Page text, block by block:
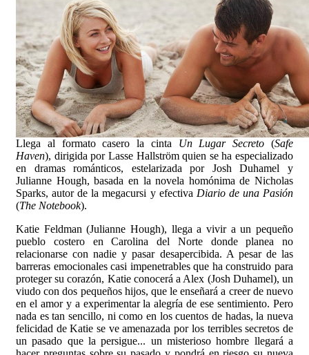
Llega al formato casero la cinta Un Lugar Secreto(Safe
Haven), dirigida por Lasse Hallström quien se ha especializado
en dramas románticos, estelarizada por Josh Duhamel y
Julianne Hough, basada en la novela homónima de Nicholas
Sparks, autor de la megacursi y efectiva Diario de una Pasión
(The Notebook).
Katie Feldman (Julianne Hough), llega a vivir a un pequeño
pueblo costero en Carolina del Norte donde planea no
relacionarse con nadie y pasar desapercibida. A pesar de las
barreras emocionales casi impenetrables que ha construido para
proteger su corazón, Katie conocerá a Alex (Josh Duhamel), un
viudo con dos pequeños hijos, que le enseñará a creer de nuevo
en el amor y a experimentar la alegría de ese sentimiento. Pero
nada es tan sencillo, ni como en los cuentos de hadas, la nueva
felicidad de Katie se ve amenazada por los terribles secretos de
un pasado que la persigue... un misterioso hombre llegará a